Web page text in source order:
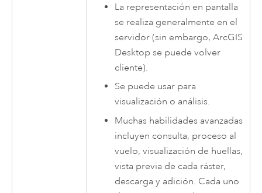
La representación en pantalla
se realiza generalmente en el
servidor (sin embargo,ArcGIS
Desktop se puede volver
cliente).
Se puede usar para
visualización o análisis.
Muchas habilidades avanzadas
incluyen consulta, proceso al
vuelo, visualización de huellas,
vista previa de cada ráster,
descarga y adición. Cada uno